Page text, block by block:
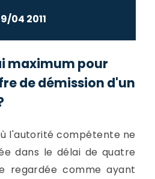
04 2011
maximum pour
de démission d'un
l'autorité compétente ne
dans le délai de quatre
regardée comme ayant